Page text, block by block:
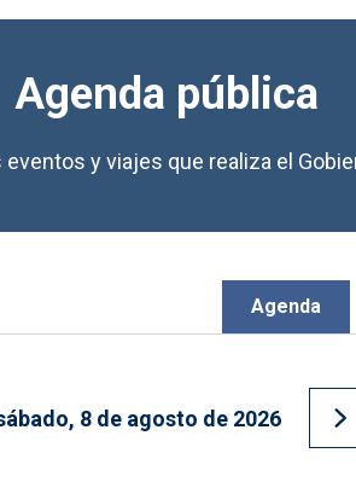
Agenda pública
y viajes que realiza el
Agenda
anterior
8 de agosto de 2026
Ir